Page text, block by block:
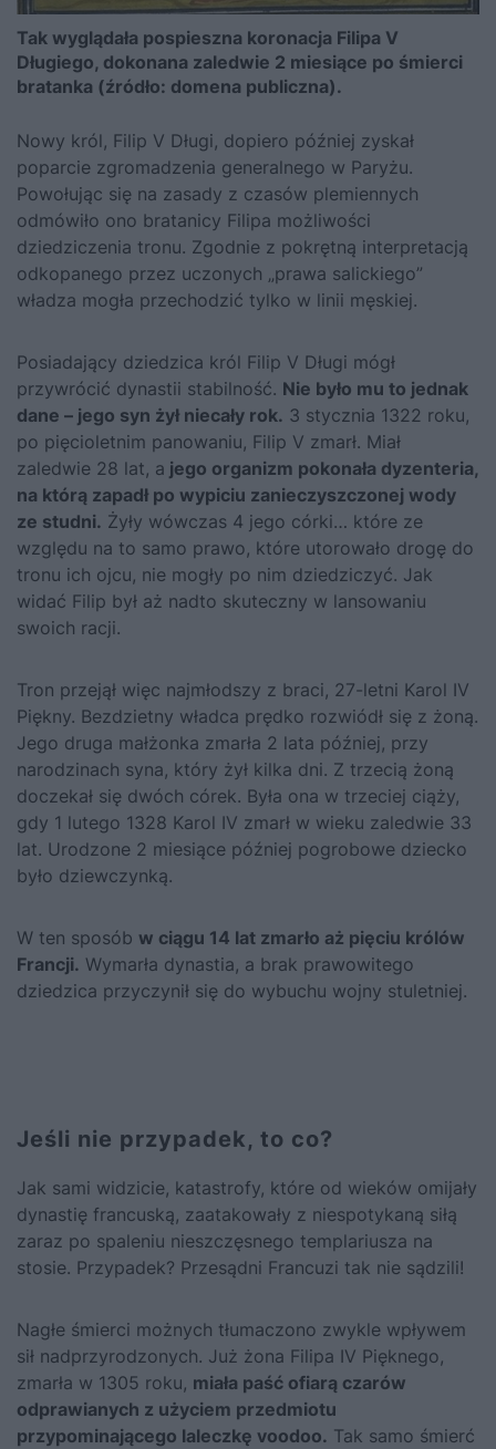
Tak wyglądała pospieszna koronacja Filipa V
Długiego, dokonana zaledwie 2 miesiące po śmierci
bratanka (źródło: domena publiczna).
Nowy król, Filip V Długi, dopiero później zyskał
poparcie zgromadzenia generalnego w Paryżu.
Powołując się na zasady z czasów plemiennych
odmówiło ono bratanicy Filipa możliwości
dziedziczenia tronu. Zgodnie z pokrętną interpretacją
odkopanego przez uczonych „prawa salickiego”
władza mogła przechodzić tylko w linii męskiej.
Posiadający dziedzica król Filip V Długi mógł
przywrócić dynastii stabilność. Nie było mu to jednak
dane – jego syn żył niecały rok. 3 stycznia 1322 roku,
po pięcioletnim panowaniu, Filip V zmarł. Miał
zaledwie 28 lat, a jego organizm pokonała dyzenteria,
na którą zapadł po wypiciu zanieczyszczonej wody
ze studni. Żyły wówczas 4 jego córki… które ze
względu na to samo prawo, które utorowało drogę do
tronu ich ojcu, nie mogły po nim dziedziczyć. Jak
widać Filip był aż nadto skuteczny w lansowaniu
swoich racji.
Tron przejął więc najmłodszy z braci, 27-letni Karol IV
Piękny. Bezdzietny władca prędko rozwiódł się z żoną.
Jego druga małżonka zmarła 2 lata później, przy
narodzinach syna, który żył kilka dni. Z trzecią żoną
doczekał się dwóch córek. Była ona w trzeciej ciąży,
gdy 1 lutego 1328 Karol IV zmarł w wieku zaledwie 33
lat. Urodzone 2 miesiące później pogrobowe dziecko
było dziewczynką.
W ten sposób w ciągu 14 lat zmarło aż pięciu królów
Francji. Wymarła dynastia, a brak prawowitego
dziedzica przyczynił się do wybuchu wojny stuletniej.
Jeśli nie przypadek, to co?
Jak sami widzicie, katastrofy, które od wieków omijały
dynastię francuską, zaatakowały z niespotykaną siłą
zaraz po spaleniu nieszczęsnego templariusza na
stosie. Przypadek? Przesądni Francuzi tak nie sądzili!
Nagłe śmierci możnych tłumaczono zwykle wpływem
sił nadprzyrodzonych. Już żona Filipa IV Pięknego,
zmarła w 1305 roku, miała paść ofiarą czarów
odprawianych z użyciem przedmiotu
przypominającego laleczkę voodoo. Tak samo śmierć